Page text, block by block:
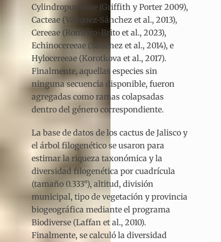
Cylindropuntieae (Griffith y Porter 2009),
Cacteae (Vázquez-Sánchez et al., 2013),
Cereeae (Romeiro-Brito et al., 2023),
Echinocereeae (Sánchez et al., 2014), e
Hylocereeae (Korotkova et al., 2017).
Finalmente, aquellas especies sin
ninguna secuencia disponible, fueron
agregadas como ramas colapsadas
dentro del género correspondiente.
La base de datos de los cactus de Jalisco y
el árbol filogenético se usaron para
estimar la riqueza taxonómica y la
diversidad filogenética por cuadrícula
(tamaño 0.333°), altitud, división
municipal, tipo de vegetación y provincia
biogeográfica mediante el programa
Biodiverse (Laffan et al., 2010).
Finalmente, se calculó la diversidad